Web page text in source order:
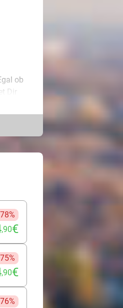
ob
Dir
35
78%
,90€
75%
,90€
76%